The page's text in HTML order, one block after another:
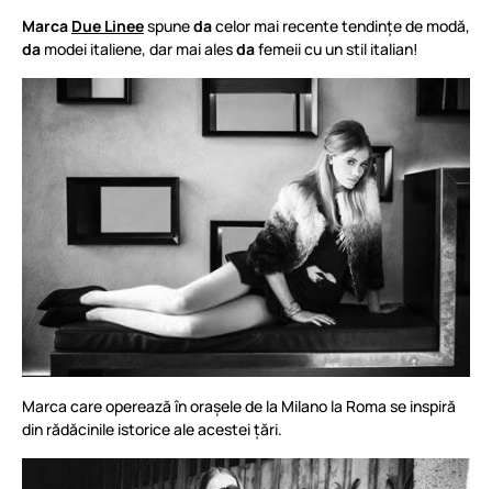
Marca Due Lineespunedacelor mai recente tendințe de modă,
da modei italiene, dar mai alesdafemeii cu un stil italian!
Marca care operează în orașele de la Milano la Roma se inspiră
din rădăcinile istorice ale acestei țări.